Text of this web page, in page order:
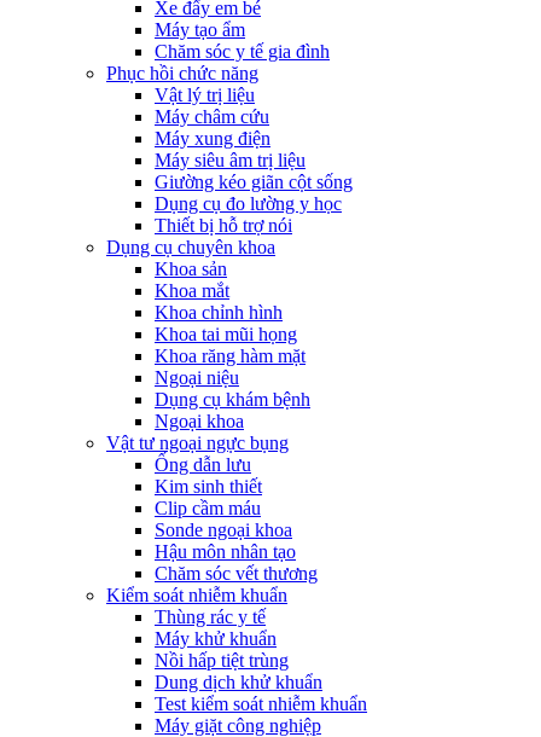
Xe đẩy em bé
Máy tạo ẩm
Chăm sóc y tế gia đình
Phục hồi chức năng
Vật lý trị liệu
Máy châm cứu
Máy xung điện
Máy siêu âm trị liệu
Giường kéo giãn cột sống
Dụng cụ đo lường y học
Thiết bị hỗ trợ nói
Dụng cụ chuyên khoa
Khoa sản
Khoa mắt
Khoa chỉnh hình
Khoa tai mũi họng
Khoa răng hàm mặt
Ngoại niệu
Dụng cụ khám bệnh
Ngoại khoa
Vật tư ngoại ngực bụng
Ống dẫn lưu
Kim sinh thiết
Clip cầm máu
Sonde ngoại khoa
Hậu môn nhân tạo
Chăm sóc vết thương
Kiểm soát nhiễm khuẩn
Thùng rác y tế
Máy khử khuẩn
Nồi hấp tiệt trùng
Dung dịch khử khuẩn
Test kiểm soát nhiễm khuẩn
Máy giặt công nghiệp